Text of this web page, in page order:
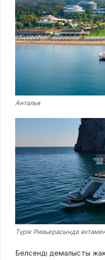
Анталья
Түрік Ривьерасында
Белсенді демалысты